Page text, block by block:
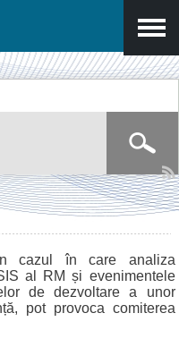
cazul în care analiza
al RM și evenimentele
de dezvoltare a unor
pot provoca comiterea